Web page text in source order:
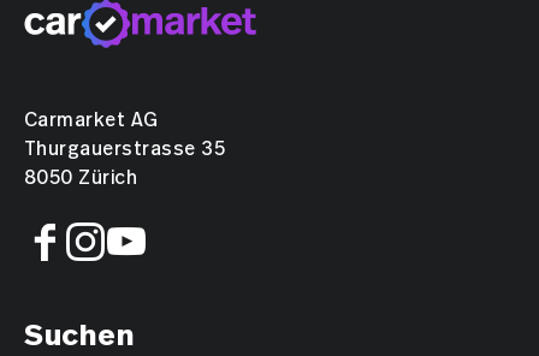
Carmarket AG
Thurgauerstrasse 35
8050 Zürich
Suchen